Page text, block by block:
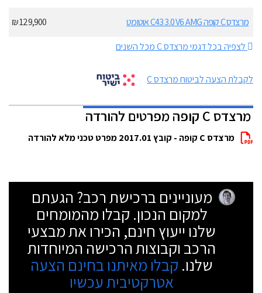
מרצדס C קופה C43 3.0 V6 AMG אוטומט
129,900 ₪
לצפיה בכל דגמי מרצדס C מכל השנים
לקבלת הצעה לביטוח מרצדס C
מרצדס C קופה מפרטים להורדה
מרצדס C קופה - קובץ 2017.01 מפרט טכני מלא להורדה
מעוניינים ברכישת רכב? הגעתם
למקום הנכון. קבלו מהמומחים
שלנו ייעוץ חינם, הכירו את מבצעי
הרכב וקבוצות הרכישה המיוחדות
שלנו. קבלו מאיתנו בחינם הצעה
אטרקטיבית עכשיו